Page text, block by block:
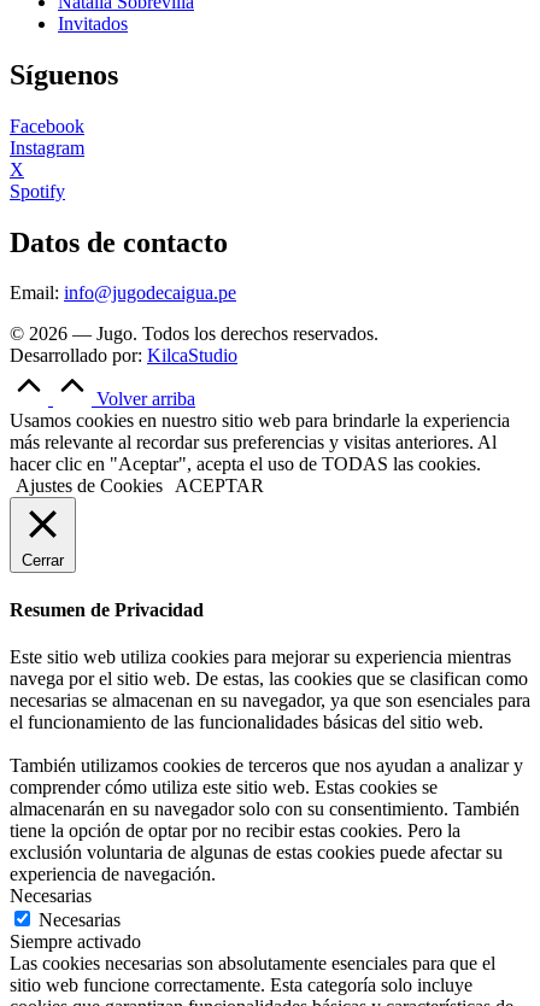
Invitados
Síguenos
Facebook
Instagram
X
Spotify
Datos de contacto
Email: info@jugodecaigua.pe
© 2026 — Jugo. Todos los derechos reservados.
Desarrollado por: KilcaStudio
Volver arriba
Usamos cookies en nuestro sitio web para brindarle la experiencia
más relevante al recordar sus preferencias y visitas anteriores. Al
hacer clic en "Aceptar", acepta el uso de TODAS las cookies.
Ajustes de Cookies ACEPTAR
Cerrar
Resumen de Privacidad
Este sitio web utiliza cookies para mejorar su experiencia mientras
navega por el sitio web. De estas, las cookies que se clasifican como
necesarias se almacenan en su navegador, ya que son esenciales para
el funcionamiento de las funcionalidades básicas del sitio web.
También utilizamos cookies de terceros que nos ayudan a analizar y
comprender cómo utiliza este sitio web. Estas cookies se
almacenarán en su navegador solo con su consentimiento. También
tiene la opción de optar por no recibir estas cookies. Pero la
exclusión voluntaria de algunas de estas cookies puede afectar su
experiencia de navegación.
Necesarias
Necesarias
Siempre activado
Las cookies necesarias son absolutamente esenciales para que el
sitio web funcione correctamente. Esta categoría solo incluye